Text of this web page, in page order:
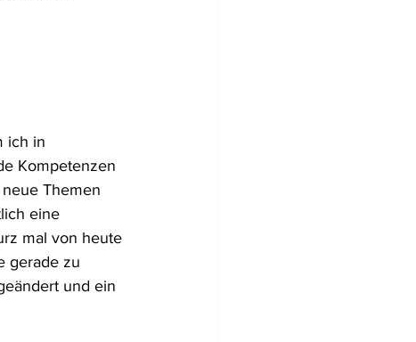
ich in
Kompetenzen
Themen
eine
mal von heute
gerade zu
und ein